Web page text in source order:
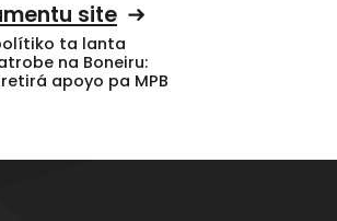
site
ta lanta
na Boneiru:
retirá apoyo pa MPB